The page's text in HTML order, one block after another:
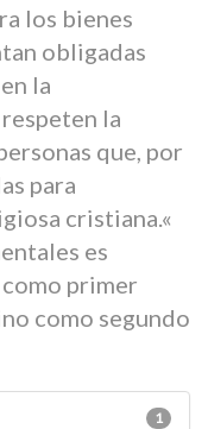
los bienes
obligadas
la
la
que, por
para
cristiana.«
es
primer
como segundo
1